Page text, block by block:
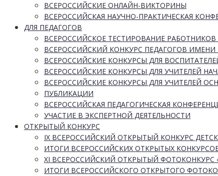
ВСЕРОССИЙСКИЕ ОНЛАЙН-ВИКТОРИНЫ
ВСЕРОССИЙСКАЯ НАУЧНО-ПРАКТИЧЕСКАЯ
ДЛЯ ПЕДАГОГОВ
ВСЕРОССИЙСКОЕ ТЕСТИРОВАНИЕ
ВСЕРОССИЙСКИЙ КОНКУРС ПЕДАГОГОВ
ВСЕРОССИЙСКИЕ КОНКУРСЫ ДЛЯ
ВСЕРОССИЙСКИЕ КОНКУРСЫ ДЛЯ УЧИТЕЛЕЙ
ВСЕРОССИЙСКИЕ КОНКУРСЫ ДЛЯ УЧИТЕЛЕЙ
ПУБЛИКАЦИИ
ВСЕРОССИЙСКАЯ ПЕДАГОГИЧЕСКАЯ
УЧАСТИЕ В ЭКСПЕРТНОЙ ДЕЯТЕЛЬНОСТИ
ОТКРЫТЫЙ КОНКУРС
IX ВСЕРОССИЙСКИЙ ОТКРЫТЫЙ КОНКУРС
ИТОГИ ВСЕРОССИЙСКИХ ОТКРЫТЫХ
XI ВСЕРОССИЙСКИЙ ОТКРЫТЫЙ
ИТОГИ ВСЕРОССИЙСКОГО ОТКРЫТОГО